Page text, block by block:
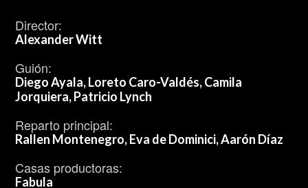
Director:
Alexander Witt
Guión:
Diego Ayala, Loreto Caro-Valdés, Camila
Jorquiera, Patricio Lynch
Reparto principal:
Rallen Montenegro, Eva de Dominici, Aarón Díaz
Casas productoras:
Fabula